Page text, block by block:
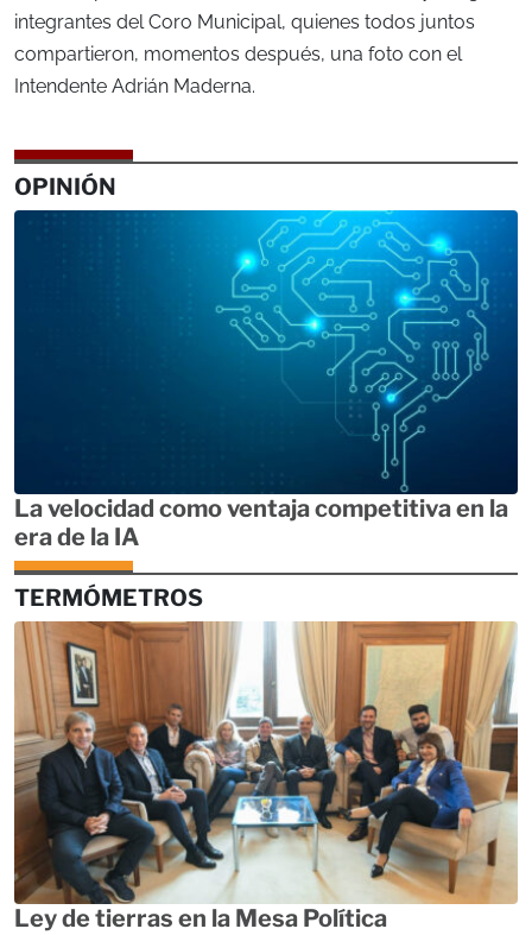
integrantes del Coro Municipal, quienes todos juntos
compartieron, momentos después, una foto con el
Intendente Adrián Maderna.
OPINIÓN
La velocidad como ventaja competitiva en la
era de la IA
TERMÓMETROS
Ley de tierras en la Mesa Política